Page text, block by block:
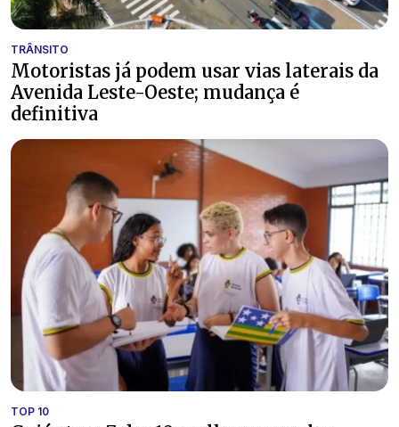
TRÂNSITO
Motoristas já podem usar vias laterais da
Avenida Leste-Oeste; mudança é
definitiva
TOP 10